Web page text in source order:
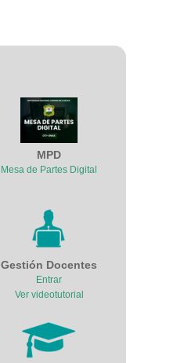
MPD
Mesa de Partes Digital
Gestión Docentes
Entrar
Ver videotutorial